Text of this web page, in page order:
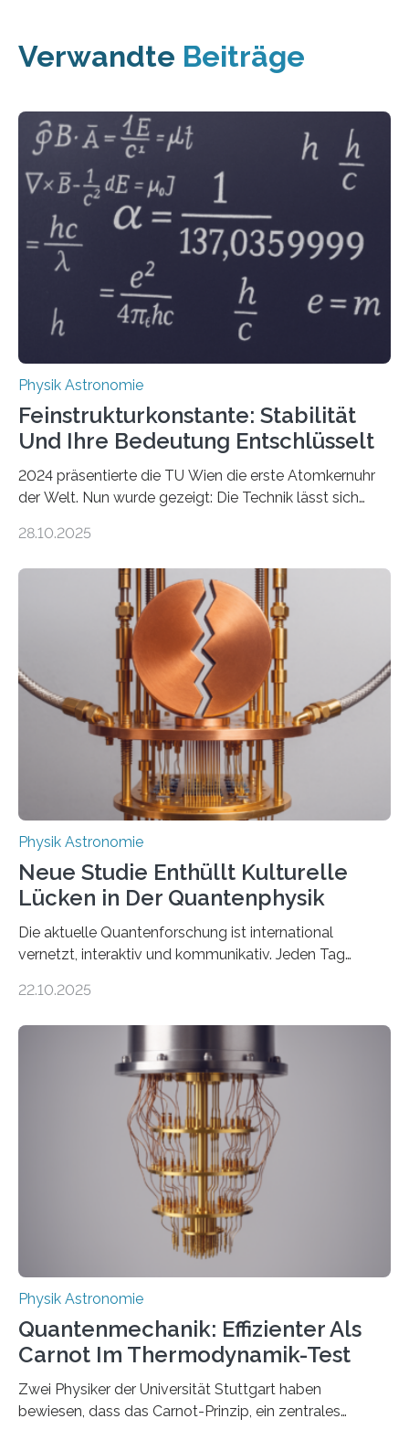
Verwandte Beiträge
Physik Astronomie
Feinstrukturkonstante: Stabilität
Und Ihre Bedeutung Entschlüsselt
2024 präsentierte die TU Wien die erste Atomkernuhr
der Welt. Nun wurde gezeigt: Die Technik lässt sich
fundamentalen Physik nachzugehen. Thorium-
Messungen verwenden. Das hatte man jahrzehntelang
vermutet, weltweit war nach den passenden
Atomkern-Zuständen gesucht worden, 2024 gelang
einem Team der TU Wien mit Unterstützung
internationaler Partner der entscheidende Durchbruch:
Der lange diskutierte Thorium-Kernübergang wurde
gefunden. Kurz darauf konnte man zeigen, dass sich
Thorium tatsächlich nutzen lässt, um hochpräzise…
28.10.2025
Physik Astronomie
Neue Studie Enthüllt Kulturelle
Lücken in Der Quantenphysik
Die aktuelle Quantenforschung ist international
vernetzt, interaktiv und kommunikativ. Jeden Tag
oft von Autor*innen, die eng zusammenarbeiten. Neue
werden schnell weiterentwickelt. Dies ist der Alltag in
der Forschung der Quantentheorie, die dieses Jahr 100
Jahre alt geworden ist, weshalb die UNESCO 2025 zum
Internationalen Jahr der Quantenwissenschaft und -
technologie ausgerufen hat. Doch nun hat eine
internationale Forschungsgruppe um den
22.10.2025
Physik Astronomie
Quantenmechanik: Effizienter Als
Carnot Im Thermodynamik-Test
Zwei Physiker der Universität Stuttgart haben
bewiesen, dass das Carnot-Prinzip, ein zentrales